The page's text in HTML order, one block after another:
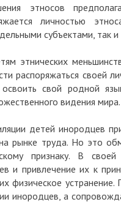
этносов
личностью
субъектами, так
этнических
распоряжаться своей
свой родной
видения мира.
детей инородцев
рынке труда. Но это
признаку. В
и привлечение их к
физическое
инородцев, а